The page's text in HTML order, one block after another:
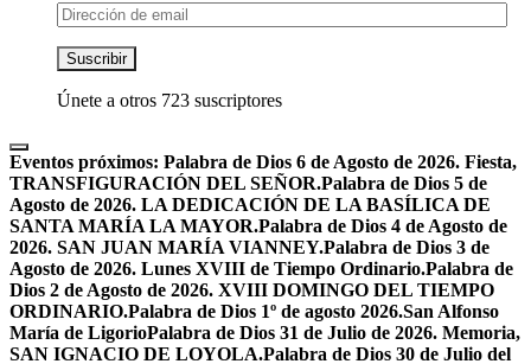
Dirección
de
email
Suscribir
Únete a otros 723 suscriptores
Eventos próximos: Palabra de Dios 6 de Agosto de 2026. Fiesta,
TRANSFIGURACIÓN DEL SEÑOR.Palabra de Dios 5 de
Agosto de 2026. LA DEDICACIÓN DE LA BASÍLICA DE
SANTA MARÍA LA MAYOR.Palabra de Dios 4 de Agosto de
2026. SAN JUAN MARÍA VIANNEY.Palabra de Dios 3 de
Agosto de 2026. Lunes XVIII de Tiempo Ordinario.Palabra de
Dios 2 de Agosto de 2026. XVIII DOMINGO DEL TIEMPO
ORDINARIO.Palabra de Dios 1º de agosto 2026.San Alfonso
María de LigorioPalabra de Dios 31 de Julio de 2026. Memoria,
SAN IGNACIO DE LOYOLA.Palabra de Dios 30 de Julio del